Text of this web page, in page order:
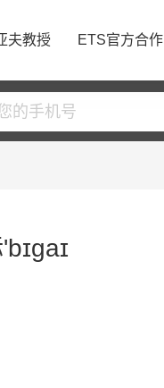
夫教授 ETS官方合作